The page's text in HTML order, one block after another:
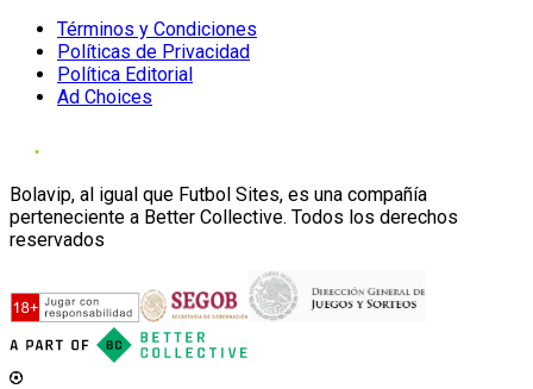
Términos y Condiciones
Políticas de Privacidad
Política Editorial
Ad Choices
Bolavip, al igual que Futbol Sites, es una compañía
perteneciente a Better Collective. Todos los derechos
reservados